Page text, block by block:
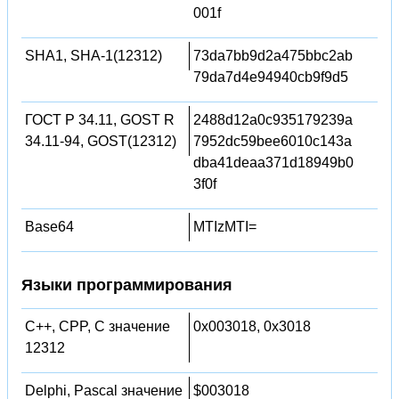
001f
SHA1, SHA-1(12312)
73da7bb9d2a475bbc2ab
79da7d4e94940cb9f9d5
ГОСТ Р 34.11, GOST R
34.11-94, GOST(12312)
2488d12a0c935179239a
7952dc59bee6010c143a
dba41deaa371d18949b0
3f0f
Base64 MTIzMTI=
Языки программирования
C++, CPP, C значение
12312
0x003018, 0x3018
Delphi, Pascal значение
$003018